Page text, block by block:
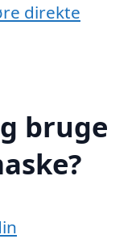
direkte
bruge